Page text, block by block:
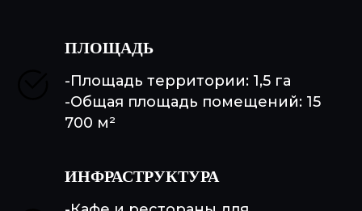
ПЛОЩАДЬ
-Площадь территории: 1,5 га
-Общая площадь помещений: 15
700 м²
ИНФРАСТРУКТУРА